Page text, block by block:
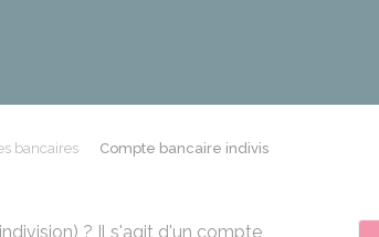
bancaires Compte bancaire indivis
? Il s'agit d'un compte